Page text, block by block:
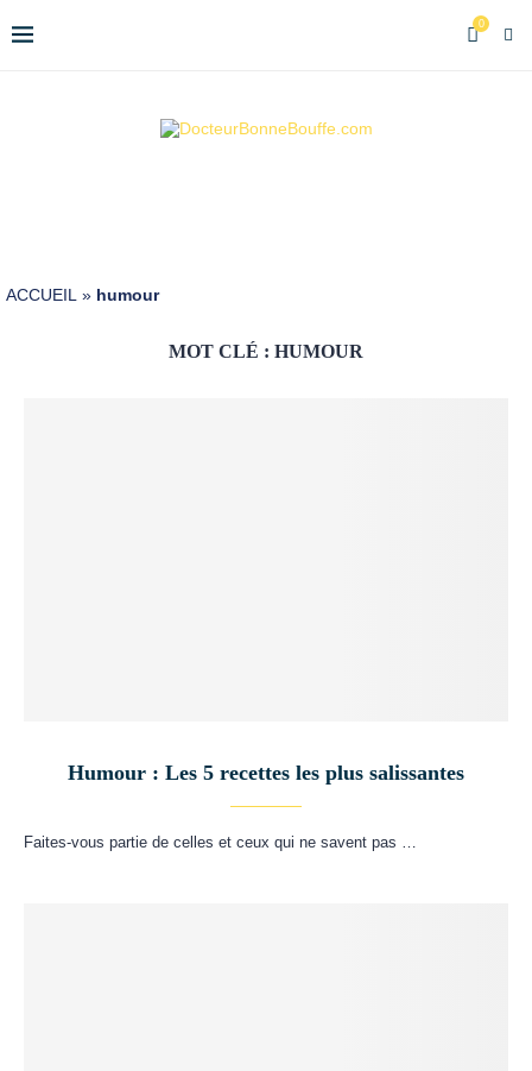
0
ACCUEIL » humour
MOT CLÉ : HUMOUR
Humour : Les 5 recettes les plus salissantes
Faites-vous partie de celles et ceux qui ne savent pas …